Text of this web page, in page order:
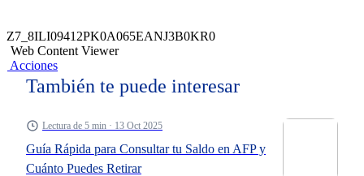
bajos. Herramientas como Warda permiten realizar
ahorros pequeños, adaptados a tu presupuesto, como S/1
al día, facilitando el proceso.
Z7_8ILI09412PK0A065EANJ3B0KR0
Web Content Viewer
Acciones
También te puede interesar
Guía Rápida para Consultar tu Saldo en AFP y
Cuánto Puedes Retirar
Lectura de 5 min · 13 Oct 2025